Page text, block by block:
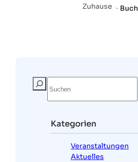
Zuhause . Buch
Kategorien
Veranstaltungen
Aktuelles